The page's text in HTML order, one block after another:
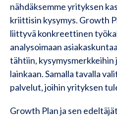
nähdäksemme yrityksen
kriittisin kysymys. Growth
liittyvä konkreettinen
analysoimaan
tähtiin, kysymysmerkkeihin
lainkaan. Samalla tavalla
palvelut, joihin yrityksen
Growth Plan ja sen